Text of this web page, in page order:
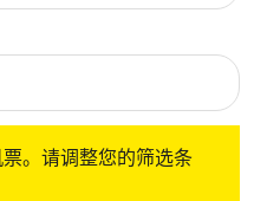
。请调整您的筛选条